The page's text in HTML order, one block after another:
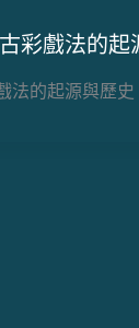
彩戲法的起
法的起源與歷史